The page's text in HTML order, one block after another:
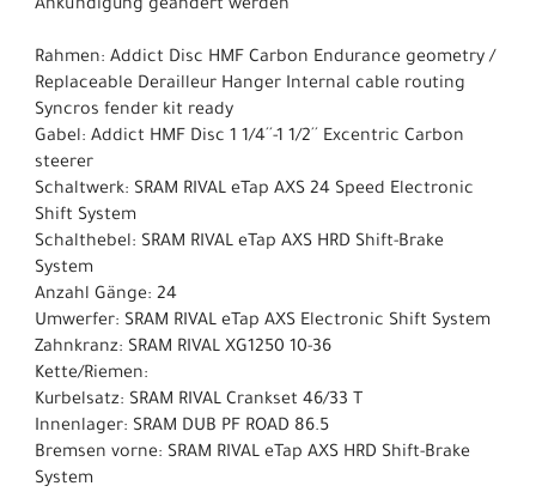
Ankündigung geändert werden
Rahmen: Addict Disc HMF Carbon Endurance geometry /
Replaceable Derailleur Hanger Internal cable routing
Syncros fender kit ready
Gabel: Addict HMF Disc 1 1/4´´-1 1/2´´ Excentric Carbon
steerer
Schaltwerk: SRAM RIVAL eTap AXS 24 Speed Electronic
Shift System
Schalthebel: SRAM RIVAL eTap AXS HRD Shift-Brake
System
Anzahl Gänge: 24
Umwerfer: SRAM RIVAL eTap AXS Electronic Shift System
Zahnkranz: SRAM RIVAL XG1250 10-36
Kette/Riemen:
Kurbelsatz: SRAM RIVAL Crankset 46/33 T
Innenlager: SRAM DUB PF ROAD 86.5
Bremsen vorne: SRAM RIVAL eTap AXS HRD Shift-Brake
System